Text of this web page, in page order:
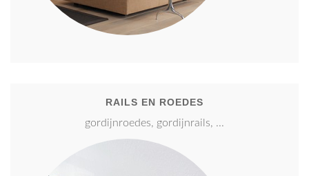
RAILS EN ROEDES
gordijnroedes, gordijnrails, ...